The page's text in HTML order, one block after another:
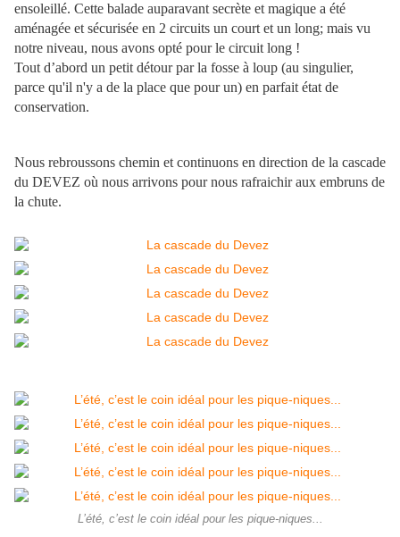
ensoleillé. Cette balade auparavant secrète et magique a été
aménagée et sécurisée en 2 circuits un court et un long; mais vu
notre niveau, nous avons opté pour le circuit long !
Tout d’abord un petit détour par la fosse à loup (au singulier,
parce qu'il n'y a de la place que pour un) en parfait état de
conservation.
Nous rebroussons chemin et continuons en direction de la cascade
du DEVEZ où nous arrivons pour nous rafraichir aux embruns de
la chute.
L’été, c’est le coin idéal pour les pique-niques...